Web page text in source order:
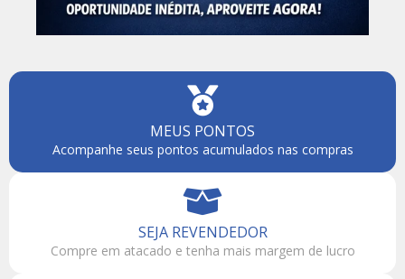
MEUS PONTOS
Acompanhe seus pontos acumulados nas compras
SEJA REVENDEDOR
Compre em atacado e tenha mais margem de lucro